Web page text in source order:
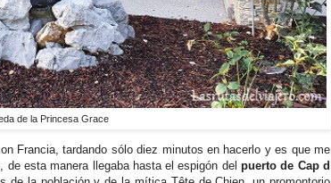
de la Princesa Grace
Francia, tardando sólo diez minutos en hacerlo y es que me
de esta manera llegaba hasta el espigón delpuerto de Cap d